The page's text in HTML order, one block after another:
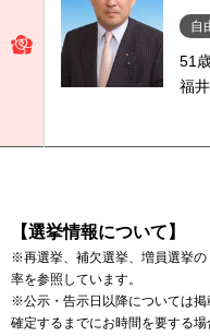
自
51
福
【選挙情報について】
※再選挙、補欠選挙、増員選挙
率を参照しています。
※公示・告示日以降については
確定するまでにお時間を要する